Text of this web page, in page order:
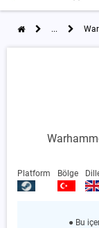
...
Platform Bölge
● Bu